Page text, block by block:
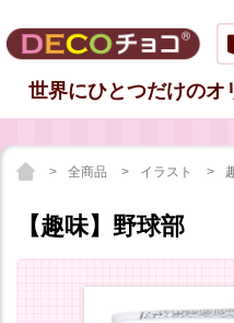
世界にひとつだけのオ
全商品 イラスト
【趣味】野球部